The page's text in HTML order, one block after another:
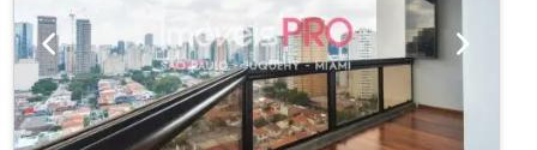
Previous Next